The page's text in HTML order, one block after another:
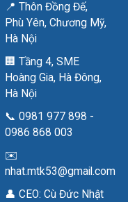
📍 Thôn Đồng Đế,
Phù Yên, Chương Mỹ,
Hà Nội
🏢 Tầng 4, SME
Hoàng Gia, Hà Đông,
Hà Nội
📞 0981 977 898 -
0986 868 003
✉️
nhat.mtk53@gmail.com
👤 CEO: Cù Đức Nhật